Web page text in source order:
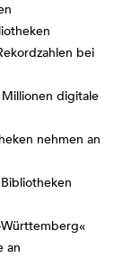
bei
digitale
nehmen an
an